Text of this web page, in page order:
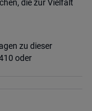
die zur Vielfalt
zu dieser
oder